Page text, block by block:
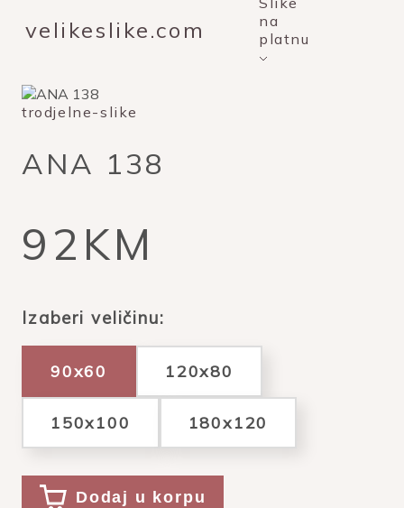
velikeslike.com
na
platnu
trodjelne-slike
ANA 138
92KM
Izaberi veličinu:
90x60 120x80
150x100 180x120
Dodaj u korpu